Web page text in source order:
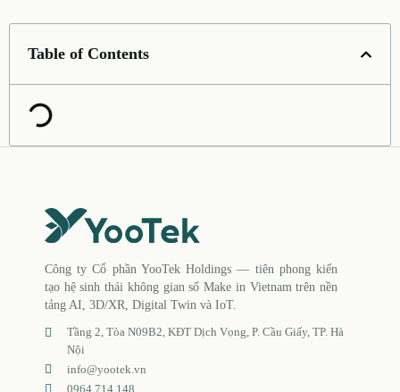
Table of Contents
Công ty Cổ phần YooTek Holdings — tiên phong kiến
tạo hệ sinh thái không gian số Make in Vietnam trên nền
tảng AI, 3D/XR, Digital Twin và IoT.
Tầng 2, Tòa N09B2, KĐT Dịch Vọng, P. Cầu Giấy, TP. Hà
Nội
info@yootek.vn
0964 714 148